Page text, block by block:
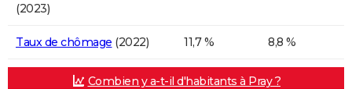
(2023)
Taux de chômage (2022) 11,7 % 8,8 %
Combien y a-t-il d'habitants à Pray ?